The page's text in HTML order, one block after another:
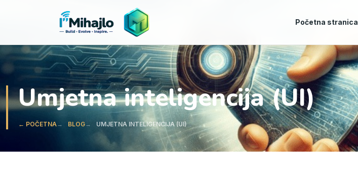
I'Mihajlo Početna stranica
Umjetna inteligencija (UI)
← POČETNA BLOG UMJETNA INTELIGENCIJA (UI)